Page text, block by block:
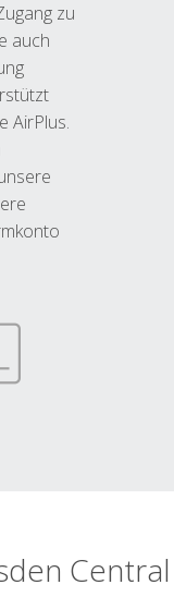
zu
auch
AirPlus.
Central